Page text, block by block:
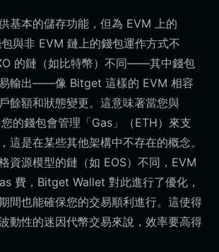
基本的儲存功能，但為 EVM 上的
與非 EVM 鏈上的錢包運作方式不
的鏈（如比特幣）不同——其中錢包
輸出——像 Bitget 這樣的 EVM 相容
餘額和狀態變更。這意味著當您與
的錢包會管理「Gas」（ETH）來支
這是在某些其他架構中不存在的概念。
資源模型的鏈（如 EOS）不同，EVM
費，Bitget Wallet 對此進行了優化，
間也能確保您的交易順利進行。這使得
動性的迷因代幣交易來說，效率要高得